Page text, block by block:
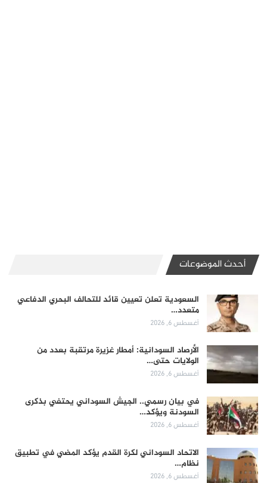
أحدث الموضوعات
السعودية تعلن تعيين قائد للتحالف البحري الدفاعي
متعدد…
أغسطس 6, 2026
الأرصاد السودانية: أمطار غزيرة مرتقبة بعدد من
الولايات حتى…
أغسطس 6, 2026
في بيان رسمي.. الجيش السوداني يحتفي بذكرى
السودنة ويؤكد…
أغسطس 6, 2026
الاتحاد السوداني لكرة القدم يؤكد المضي في تطبيق
نظام…
أغسطس 6, 2026